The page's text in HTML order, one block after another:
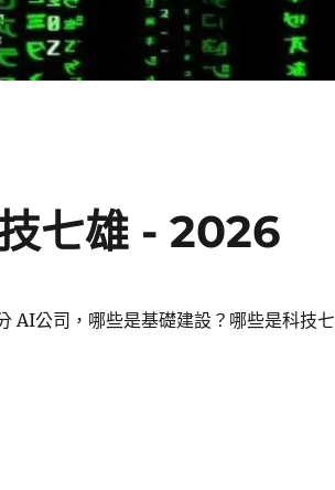
七雄 - 2026
AI公司，哪些是基礎建設？哪些是科技七
七雄 - 2026〉